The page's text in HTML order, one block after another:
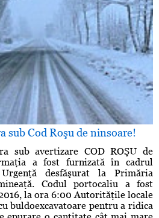
sub Cod Roşu de ninsoare!
sub avertizare COD ROŞU de
a fost furnizată în cadrul
desfăşurat la Primăria
Codul portocaliu a fost
la ora 6:00 Autorităţile locale
buldoexcavatoare pentru a ridica